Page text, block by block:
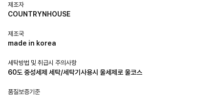
제조자
COUNTRYNHOUSE
제조국
made in korea
세탁방법 및 취급시 주의사항
60도 중성세제 세탁/세탁기사용시 울세제로 울코스
품질보증기준